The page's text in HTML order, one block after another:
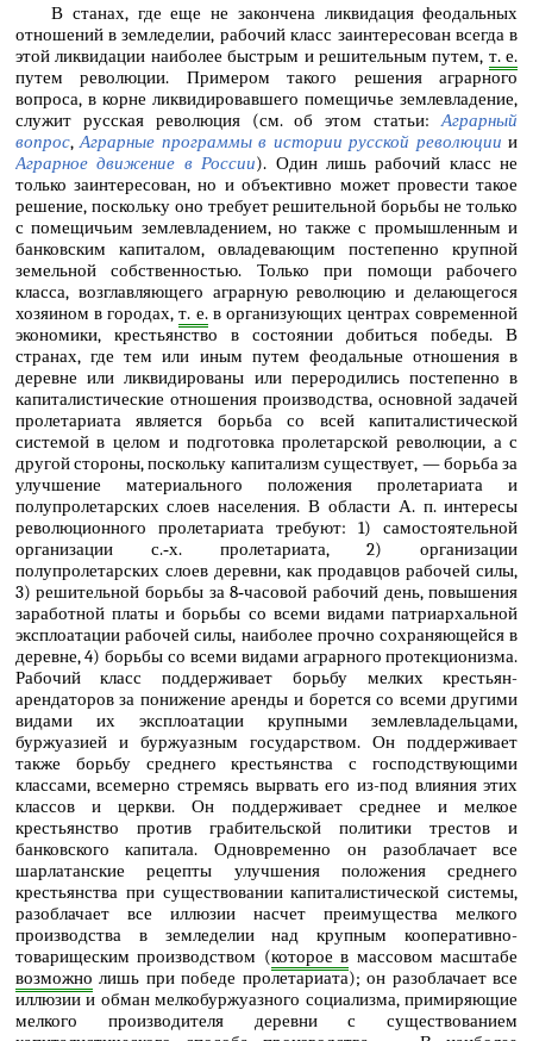
В станах, где еще не закончена ликвидация феодальных
отношений в земледелии, рабочий класс заинтересован всегда в
этой ликвидации наиболее быстрым и решительным путем, т. е.
путем революции. Примером такого решения аграрного
вопроса, в корне ликвидировавшего помещичье землевладение,
служит русская революция (см. об этом статьи:Аграрный
вопрос,Аграрные программы в истории русской революции и
Аграрное движение в России). Один лишь рабочий класс не
только заинтересован, но и объективно может провести такое
решение, поскольку оно требует решительной борьбы не только
с помещичьим землевладением, но также с промышленным и
банковским капиталом, овладевающим постепенно крупной
земельной собственностью. Только при помощи рабочего
класса, возглавляющего аграрную революцию и делающегося
хозяином в городах,т. е.в организующих центрах современной
экономики, крестьянство в состоянии добиться победы. В
странах, где тем или иным путем феодальные отношения в
деревне или ликвидированы или переродились постепенно в
капиталистические отношения производства, основной задачей
пролетариата является борьба со всей капиталистической
системой в целом и подготовка пролетарской революции, а с
другой стороны, поскольку капитализм существует, — борьба за
улучшение материального положения пролетариата и
полупролетарских слоев населения. В области А. п. интересы
революционного пролетариата требуют: 1) самостоятельной
организации с.‑х. пролетариата, 2) организации
полупролетарских слоев деревни, как продавцов рабочей силы,
3) решительной борьбы за 8‑часовой рабочий день, повышения
заработной платы и борьбы со всеми видами патриархальной
эксплоатации рабочей силы, наиболее прочно сохраняющейся в
деревне, 4) борьбы со всеми видами аграрного протекционизма.
Рабочий класс поддерживает борьбу мелких крестьян-
арендаторов за понижение аренды и борется со всеми другими
видами их эксплоатации крупными землевладельцами,
буржуазией и буржуазным государством. Он поддерживает
также борьбу среднего крестьянства с господствующими
классами, всемерно стремясь вырвать его из-под влияния этих
классов и церкви. Он поддерживает среднее и мелкое
крестьянство против грабительской политики трестов и
банковского капитала. Одновременно он разоблачает все
шарлатанские рецепты улучшения положения среднего
крестьянства при существовании капиталистической системы,
разоблачает все иллюзии насчет преимущества мелкого
производства в земледелии над крупным кооперативно-
товарищеским производством (которое в массовом масштабе
возможно лишь при победе пролетариата); он разоблачает все
иллюзии и обман мелкобуржуазного социализма, примиряющие
мелкого производителя деревни с существованием